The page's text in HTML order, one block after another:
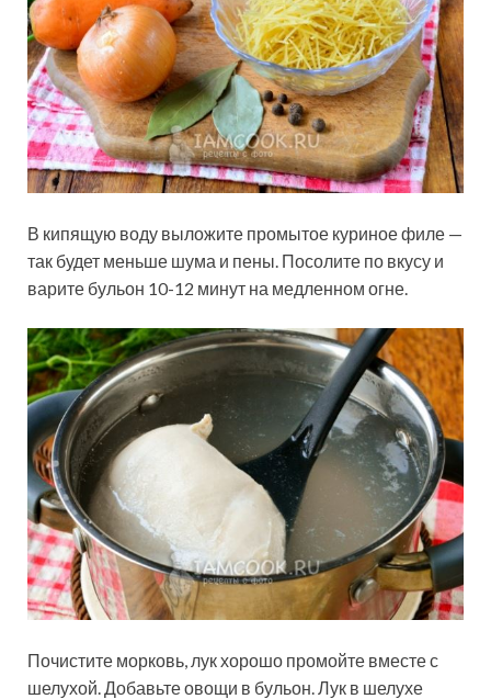
В кипящую воду выложите промытое куриное филе —
так будет меньше шума и пены. Посолите по вкусу и
варите бульон 10-12 минут на медленном огне.
Почистите морковь, лук хорошо промойте вместе с
шелухой. Добавьте овощи в бульон. Лук в шелухе